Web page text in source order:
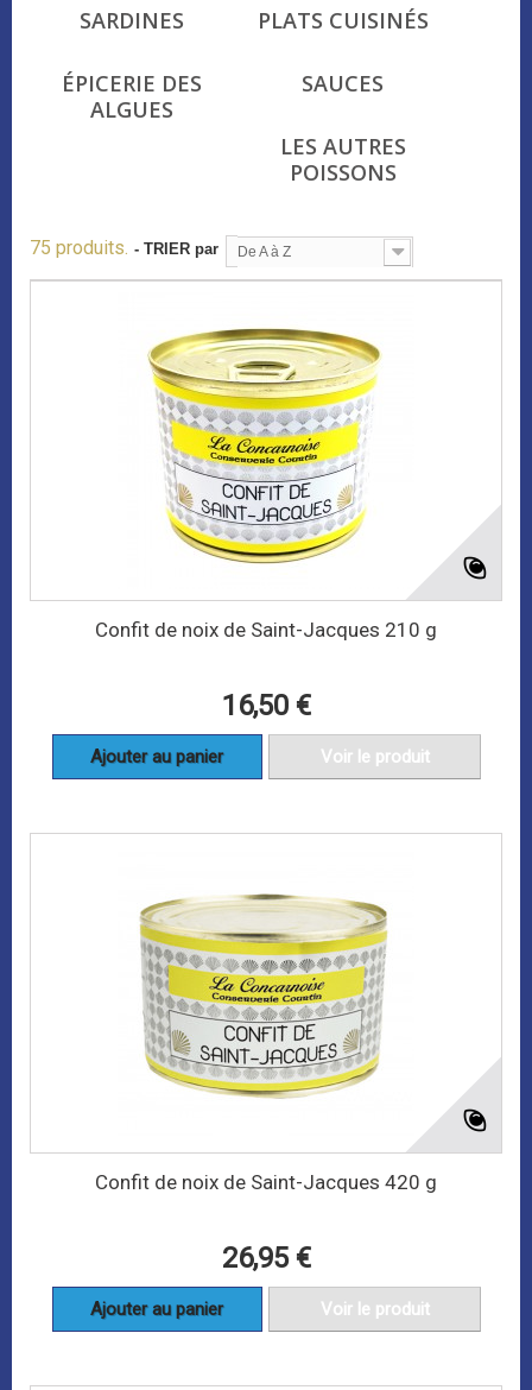
SARDINES PLATS CUISINÉS
ÉPICERIE DES
ALGUES
SAUCES
LES AUTRES
POISSONS
75 produits. - TRIER par De A à Z
Confit de noix de Saint-Jacques 210 g
16,50 €
Ajouter au panier Voir le produit
Confit de noix de Saint-Jacques 420 g
26,95 €
Ajouter au panier Voir le produit